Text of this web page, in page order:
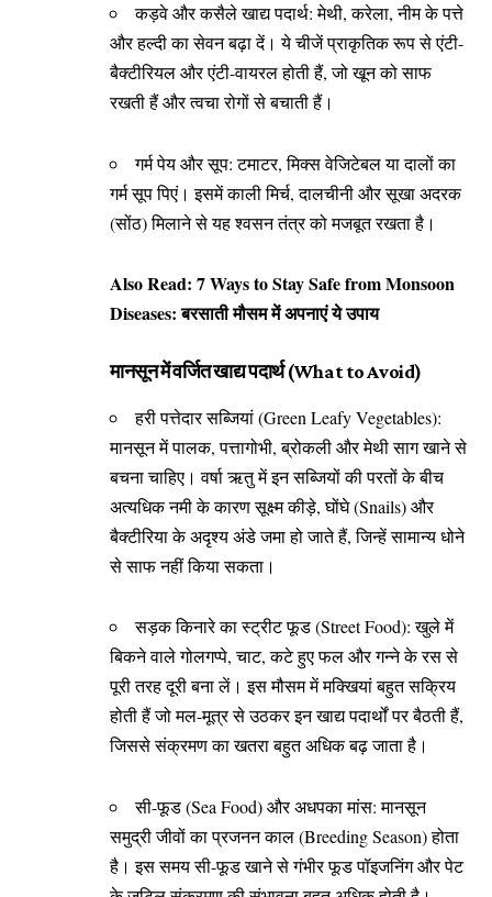
कड़वे और कसैले खाद्य पदार्थ: मेथी, करेला, नीम के पत्ते
और हल्दी का सेवन बढ़ा दें। ये चीजें प्राकृतिक रूप से एंटी-
बैक्टीरियल और एंटी-वायरल होती हैं, जो खून को साफ
रखती हैं और त्वचा रोगों से बचाती हैं।
गर्म पेय और सूप: टमाटर, मिक्स वेजिटेबल या दालों का
गर्म सूप पिएं। इसमें काली मिर्च, दालचीनी और सूखा अदरक
(सोंठ) मिलाने से यह श्वसन तंत्र को मजबूत रखता है।
Also Read: 7 Ways to Stay Safe from Monsoon
Diseases: बरसाती मौसम में अपनाएं ये उपाय
मानसून में वर्जित खाद्य पदार्थ (What to Avoid)
हरी पत्तेदार सब्जियां (Green Leafy Vegetables):
मानसून में पालक, पत्तागोभी, ब्रोकली और मेथी साग खाने से
बचना चाहिए। वर्षा ऋतु में इन सब्जियों की परतों के बीच
अत्यधिक नमी के कारण सूक्ष्म कीड़े, घोंघे (Snails) और
बैक्टीरिया के अदृश्य अंडे जमा हो जाते हैं, जिन्हें सामान्य धोने
से साफ नहीं किया सकता।
सड़क किनारे का स्ट्रीट फूड (Street Food): खुले में
बिकने वाले गोलगप्पे, चाट, कटे हुए फल और गन्ने के रस से
पूरी तरह दूरी बना लें। इस मौसम में मक्खियां बहुत सक्रिय
होती हैं जो मल-मूत्र से उठकर इन खाद्य पदार्थों पर बैठती हैं,
जिससे संक्रमण का खतरा बहुत अधिक बढ़ जाता है।
सी-फूड (Sea Food) और अधपका मांस: मानसून
समुद्री जीवों का प्रजनन काल (Breeding Season) होता
है। इस समय सी-फूड खाने से गंभीर फूड पॉइजनिंग और पेट